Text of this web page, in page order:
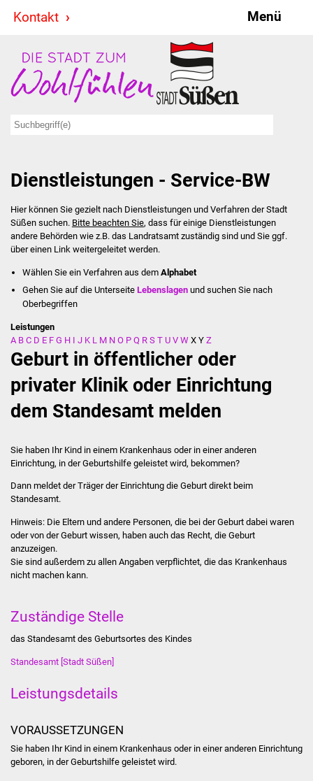
Kontakt Menü
Stadt & Politik
Bürgermeister
Ausschüsse
Ratsinformationssystem
Jugendbeirat
Summerrockfestival
Stadtverwaltung
Ansprechpartner
Behördenwegweiser
Ortsrecht
Stadtinfo
Schulentwicklung Bizet
Dienstleistungen - Service-BW
Hier können Sie gezielt nach Dienstleistungen und Verfahren der Stadt
Süßen suchen. Bitte beachten Sie, dass für einige Dienstleistungen
andere Behörden wie z.B. das Landratsamt zuständig sind und Sie ggf.
über einen Link weitergeleitet werden.
Wählen Sie ein Verfahren aus dem Alphabet
Gehen Sie auf die UnterseiteLebenslagen und suchen Sie nach
Oberbegriffen
Leistungen
A B C D E F G H I J K L M N O P Q R S T U V W X Y Z
Geburt in öffentlicher oder
privater Klinik oder Einrichtung
dem Standesamt melden
Sie haben Ihr Kind in einem Krankenhaus oder in einer anderen
Einrichtung, in der Geburtshilfe geleistet wird, bekommen?
Dann meldet der Träger der Einrichtung die Geburt direkt beim
Standesamt.
Hinweis: Die Eltern und andere Personen, die bei der Geburt dabei waren
oder von der Geburt wissen, haben auch das Recht, die Geburt
anzuzeigen.
Sie sind außerdem zu allen Angaben verpflichtet, die das Krankenhaus
nicht machen kann.
Zuständige Stelle
das Standesamt des Geburtsortes des Kindes
Standesamt [Stadt Süßen]
Leistungsdetails
VORAUSSETZUNGEN
Sie haben Ihr Kind in einem Krankenhaus oder in einer anderen Einrichtung
geboren, in der Geburtshilfe geleistet wird.